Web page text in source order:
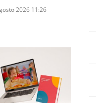
2026 11:26